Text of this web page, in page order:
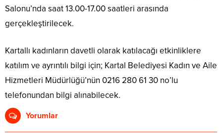
Salonu’nda saat 13.00-17.00 saatleri arasında
gerçekleştirilecek.
Kartallı kadınların davetli olarak katılacağı etkinliklere
katılım ve ayrıntılı bilgi için; Kartal Belediyesi Kadın ve Aile
Hizmetleri Müdürlüğü’nün 0216 280 61 30 no’lu
telefonundan bilgi alınabilecek.
Yorumlar